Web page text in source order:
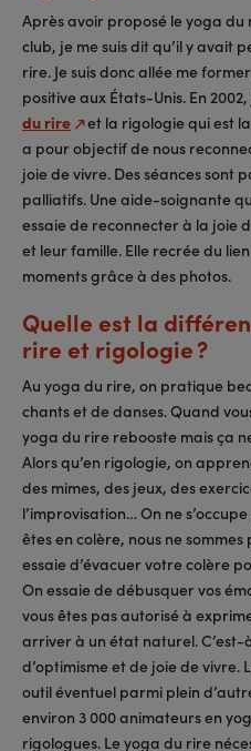
Après avoir proposé le yoga
club, je me suis dit qu’il y avait
rire. Je suis donc allée me
positive aux États-Unis. En 2002,
du rire et la rigologie qui est
a pour objectif de nous
joie de vivre. Des séances sont
palliatifs. Une aide-soignante
essaie de reconnecter à la joie
et leur famille. Elle recrée du
moments grâce à des photos.
Quelle est la
rire et rigologie ?
Au yoga du rire, on pratique
chants et de danses. Quand
yoga du rire rebooste mais ça
Alors qu’en rigologie, on
des mimes, des jeux, des
l’improvisation… On ne
êtes en colère, nous ne
essaie d’évacuer votre colère
On essaie de débusquer vos
vous êtes pas autorisé à
arriver à un état naturel.
d’optimisme et de joie de vivre.
outil éventuel parmi plein
environ 3 000 animateurs en
rigologues. Le yoga du rire